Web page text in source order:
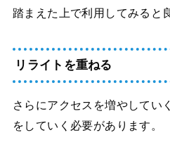
踏まえた上で利用してみると
リライトを重ねる
さらにアクセスを増やしてい
をしていく必要があります。